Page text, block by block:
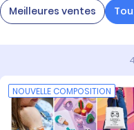
Meilleures ventes
NOUVELLE COMPOSITION